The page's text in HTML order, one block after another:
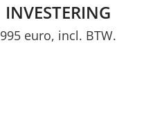
INVESTERING
995 euro, incl. BTW.